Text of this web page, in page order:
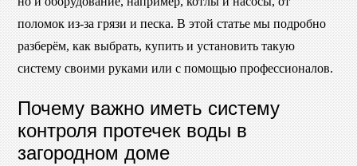
поломок из-за грязи и песка. В этой статье мы подробно
разберём, как выбрать, купить и установить такую
систему своими руками или с помощью профессионалов.
Почему важно иметь систему
контроля протечек воды в
загородном доме